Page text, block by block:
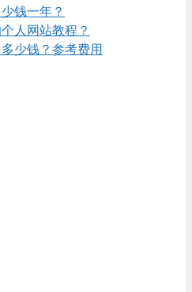
钱一年？
人网站教程？
少钱？参考费用